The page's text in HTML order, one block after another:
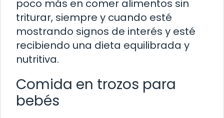
poco más en comer alimentos sin
triturar, siempre y cuando esté
mostrando signos de interés y esté
recibiendo una dieta equilibrada y
nutritiva.
Comida en trozos para
bebés